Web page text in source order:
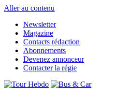
Aller au contenu
Newsletter
Magazine
Contacts rédaction
Abonnements
Devenez annonceur
Contacter la régie